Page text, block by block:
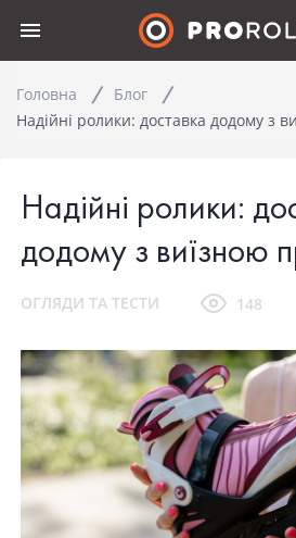
Головна
Блог
Надійні ролики: доставка додому з
Надійні ролики:
додому з виїзною
ОГЛЯДИ ТА ТЕСТИ 148